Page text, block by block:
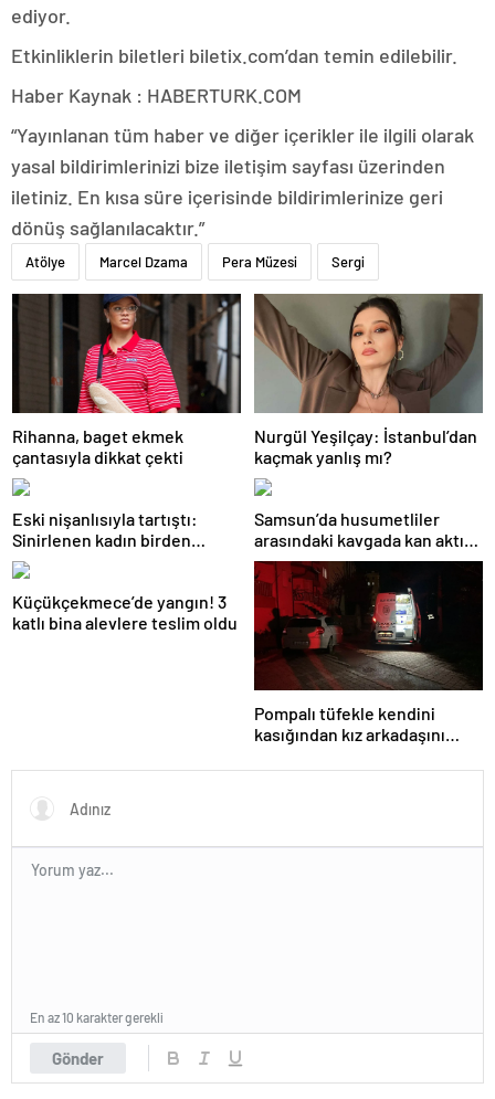
ediyor.
Etkinliklerin biletleri biletix.com’dan temin edilebilir.
Haber Kaynak : HABERTURK.COM
“Yayınlanan tüm haber ve diğer içerikler ile ilgili olarak
yasal bildirimlerinizi bize iletişim sayfası üzerinden
iletiniz. En kısa süre içerisinde bildirimlerinize geri
dönüş sağlanılacaktır.”
Atölye Marcel Dzama Pera Müzesi Sergi
Rihanna, baget ekmek
çantasıyla dikkat çekti
Nurgül Yeşilçay: İstanbul’dan
kaçmak yanlış mı?
Eski nişanlısıyla tartıştı:
Sinirlenen kadın birden
balkondan atladı!
Samsun’da husumetliler
arasındaki kavgada kan aktı: 7
suç kaydı varmış!
Küçükçekmece’de yangın! 3
katlı bina alevlere teslim oldu
Pompalı tüfekle kendini
kasığından kız arkadaşını
Gönder
En az 10 karakter gerekli